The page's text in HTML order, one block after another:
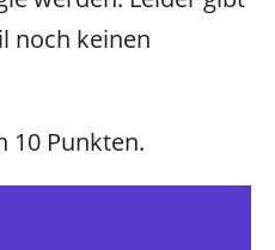
noch keinen
10 Punkten.